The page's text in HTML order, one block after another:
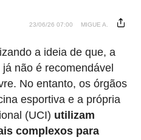
23/06/26 07:00 MIGUE A.
a ideia de que, a
não é recomendável
No entanto, os órgãos
esportiva e a própria
(UCI) utilizam
complexos para